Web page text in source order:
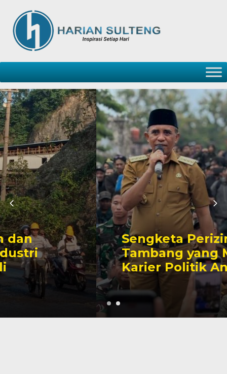
Sengketa Perizinan
Tambang yang Mengiringi
Karier Politik Anwar Hafid